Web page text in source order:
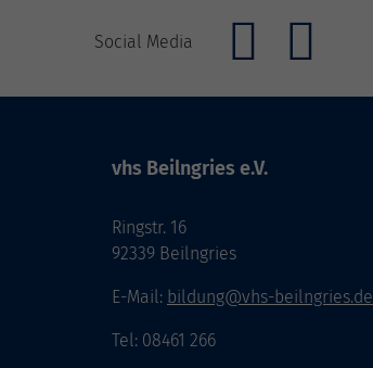
Social Media
vhs Beilngries e.V.
Ringstr. 16
92339 Beilngries
E-Mail: bildung@vhs-beilngries.de
Tel: 08461 266